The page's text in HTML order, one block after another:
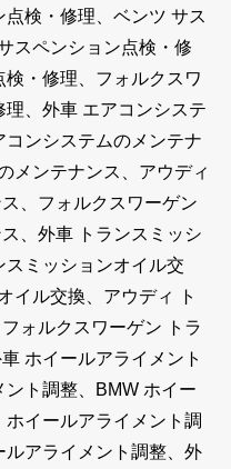
検・修理、ベンツ サス
スペンション点検・修
・修理、フォルクスワ
、外車 エアコンシステ
ンシステムのメンテナ
メンテナンス、アウディ
、フォルクスワーゲン
、外車 トランスミッシ
スミッションオイル交
イル交換、アウディ ト
ォルクスワーゲン トラ
ホイールアライメント
ト調整、BMW ホイー
イールアライメント調
アライメント調整、外